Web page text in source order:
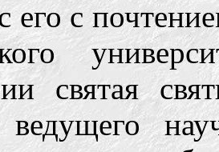
его с
святая
ведущего